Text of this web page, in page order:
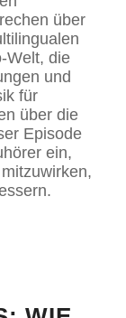
über
Welt, die
und
für
über die
Episode
ein,